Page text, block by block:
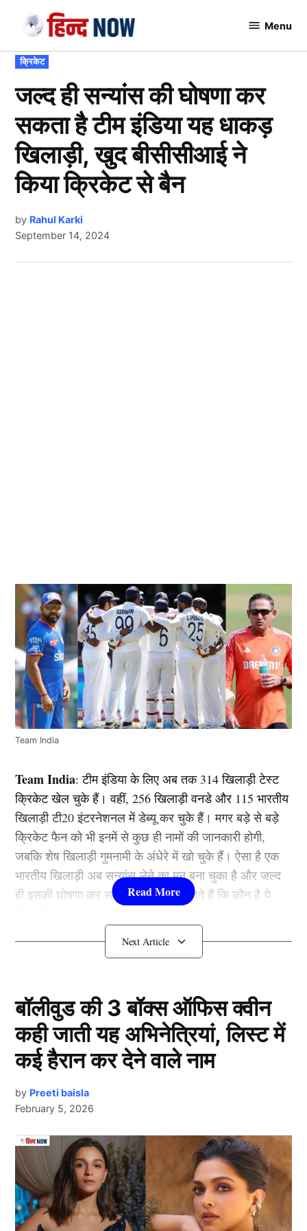
content
Menu
POSTED
IN
क्रिकेट
जल्द ही सन्यांस की घोषणा कर
सकता है टीम इंडिया यह धाकड़
खिलाड़ी, खुद बीसीसीआई ने
किया क्रिकेट से बैन
by Rahul Karki
September 14, 2024
Team India
Team India: टीम इंडिया के लिए अब तक 314 खिलाड़ी टेस्ट
क्रिकेट खेल चुके हैं। वहीं, 256 खिलाड़ी वनडे और 115 भारतीय
खिलाड़ी टी20 इंटरनेशनल में डेब्यू कर चुके हैं। मगर बड़े से बड़े
क्रिकेट फैन को भी इनमें से कुछ ही नामों की जानकारी होगी,
जबकि शेष खिलाड़ी गुमनामी के अंधेरे में खो चुके हैं। ऐसा है एक
भारतीय खिलाड़ी अब सन्यांस लेने का मन बना चुका है और जल्द
ही इसकी घोषणा कर सकता है। आइये जानते हैं कि कौन है ये
यह खिलाड़ी लेगा रिटायरमेंट
Team India
हम बात कर रहे हैं टीम इंडिया (Team India) के धाकड़
विकेटकीपर बल्लेबाज ऋद्धिमान साहा की, जो पिछले लगभग 3
साल से टीम इंडिया से बाहर चल रहे हैं। उन्होंने अपना आखिरी
Next Article
बॉलीवुड की 3 बॉक्स ऑफिस क्वीन
कही जाती यह अभिनेत्रियां, लिस्ट में
कई हैरान कर देने वाले नाम
by Preeti baisla
February 5, 2026